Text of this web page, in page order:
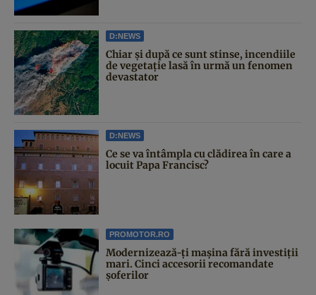
D:NEWS
Chiar și după ce sunt stinse, incendiile
de vegetație lasă în urmă un fenomen
devastator
D:NEWS
Ce se va întâmpla cu clădirea în care a
locuit Papa Francisc?
PROMOTOR.RO
Modernizează-ți mașina fără investiții
mari. Cinci accesorii recomandate
șoferilor